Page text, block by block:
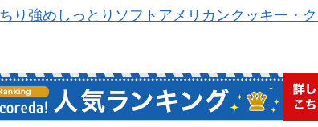
り強めしっとりソフトアメリカンクッキー・